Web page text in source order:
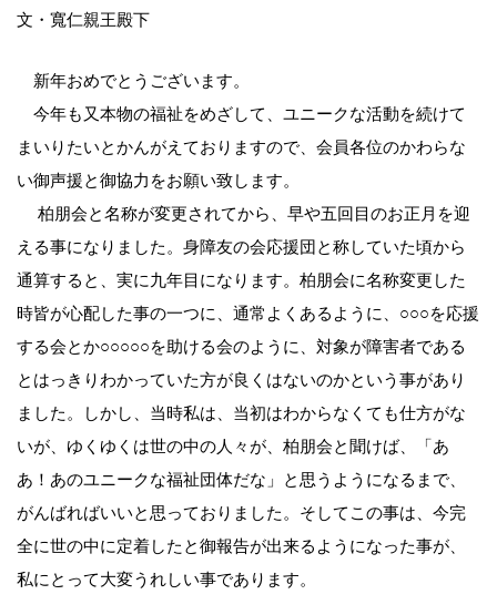
文・寬仁親王殿下
新年おめでとうございます。
今年も又本物の福祉をめざして、ユニークな活動を続けて
まいりたいとかんがえておりますので、会員各位のかわらな
い御声援と御協力をお願い致します。
柏朋会と名称が変更されてから、早や五回目のお正月を迎
える事になりました。身障友の会応援団と称していた頃から
通算すると、実に九年目になります。柏朋会に名称変更した
時皆が心配した事の一つに、通常よくあるように、○○○を応援
する会とか○○○○○を助ける会のように、対象が障害者である
とはっきりわかっていた方が良くはないのかという事があり
ました。しかし、当時私は、当初はわからなくても仕方がな
いが、ゆくゆくは世の中の人々が、柏朋会と聞けば、「あ
あ！あのユニークな福祉団体だな」と思うようになるまで、
がんばればいいと思っておりました。そしてこの事は、今完
全に世の中に定着したと御報告が出来るようになった事が、
私にとって大変うれしい事であります。